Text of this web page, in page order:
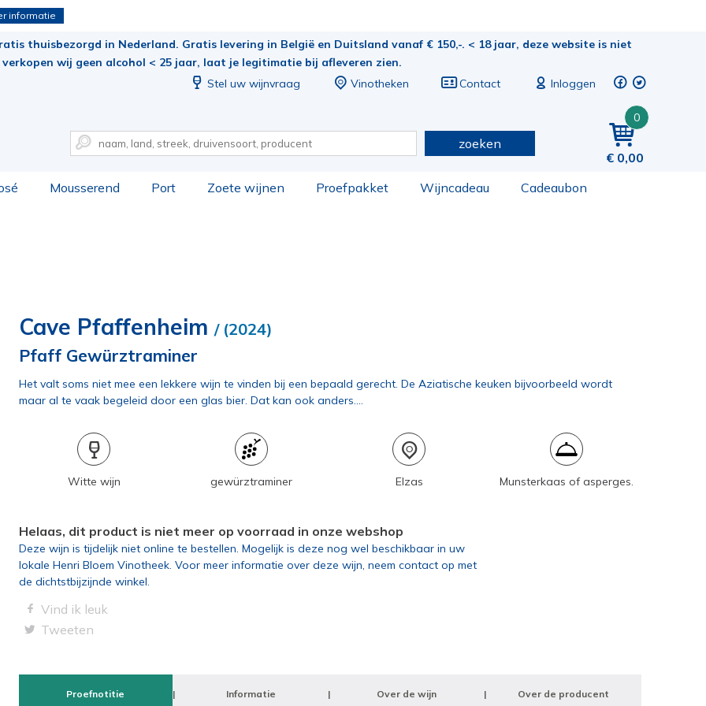
informatie
thuisbezorgd in Nederland. Gratis levering in België en Duitsland vanaf € 150,-. < 18 jaar, deze website is niet
wij geen alcohol < 25 jaar, laat je legitimatie bij afleveren zien.
Stel uw wijnvraag
Vinotheken Contact Inloggen
0
0,00
zoeken
Mousserend Port Zoete wijnen Proefpakket Wijncadeau Cadeaubon
Cave Pfaffenheim / (2024)
Pfaff Gewürztraminer
Het valt soms niet mee een lekkere wijn te vinden bij een bepaald gerecht. De Aziatische keuken bijvoorbeeld wordt
maar al te vaak begeleid door een glas bier. Dat kan ook anders....
Witte wijn gewürztraminer Elzas Munsterkaas of asperges.
Helaas, dit product is niet meer op voorraad in onze webshop
Deze wijn is tijdelijk niet online te bestellen. Mogelijk is deze nog wel beschikbaar in uw
lokale Henri Bloem Vinotheek. Voor meer informatie over deze wijn, neem contact op met
de dichtstbijzijnde winkel.
Vind ik leuk
Tweeten
Proefnotitie Informatie Over de wijn Over de producent